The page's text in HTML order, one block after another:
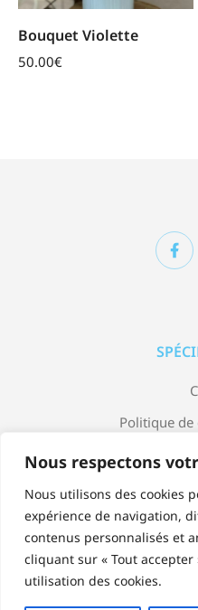
Nous respectons
Nous utilisons des cookies
expérience de navigation,
contenus personnalisés et
cliquant sur « Tout
utilisation des cookies.
Bouquet Violette
50.00€
Politique